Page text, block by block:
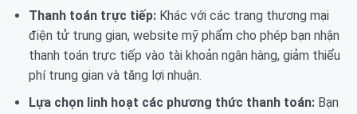
Thanh toán trực tiếp:Khác với các trang thương mại
điện tử trung gian, website mỹ phẩm cho phép bạn nhận
thanh toán trực tiếp vào tài khoản ngân hàng, giảm thiểu
phí trung gian và tăng lợi nhuận.
Lựa chọn linh hoạt các phương thức thanh toán:Bạn